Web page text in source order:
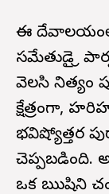
ఈ దేవాలయంలో
సమేతుడై శ్రీ
వెలసి నిత్యం
క్షేత్రంగా,
భవిష్యోత్తర
చెప్పబడింది.
ఒక ఋషిని